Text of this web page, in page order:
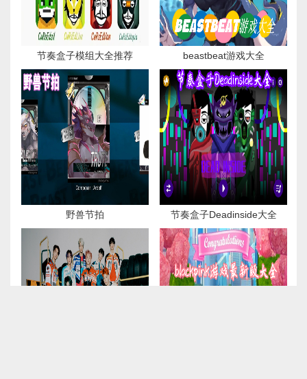
节奏盒子模组大全推荐 beastbeat游戏大全
野兽节拍 节奏盒子Deadinside大全